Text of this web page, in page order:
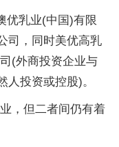
优乳业(中国)有限
司，同时美优高乳
(外商投资企业与
人投资或控股)。
，但二者间仍有着